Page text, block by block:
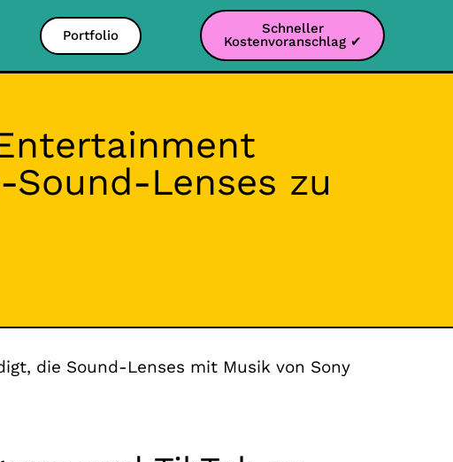
Portfolio
Schneller
Kostenvoranschlag ✔
Lenses zu
die Sound-Lenses mit Musik von Sony